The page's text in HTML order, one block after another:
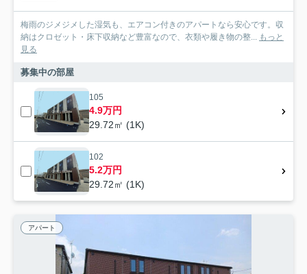
梅雨のジメジメした湿気も、エアコン付きのアパートなら安心です。収
納はクロゼット・床下収納など豊富なので、衣類や履き物の整... もっと
見る
募集中の部屋
105
4.9万円
29.72㎡ (1K)
102
5.2万円
29.72㎡ (1K)
アパート